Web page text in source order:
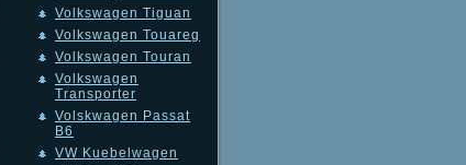
Volkswagen Tiguan
Volkswagen Touareg
Volkswagen Touran
Volkswagen
Transporter
Volskwagen Passat
B6
VW Kuebelwagen